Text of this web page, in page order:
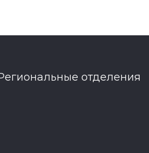
отделения